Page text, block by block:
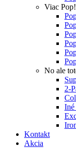
Viac
No ale
2-
Kontakt
Akcia